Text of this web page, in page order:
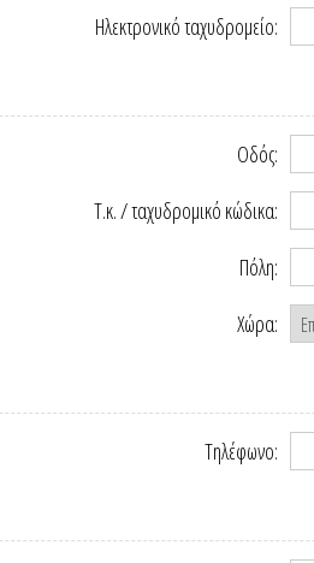
Ηλεκτρονικό ταχυδρομείο:
Οδός:
Τ.κ. / ταχυδρομικό κώδικα:
Πόλη:
Χώρα:
Τηλέφωνο: